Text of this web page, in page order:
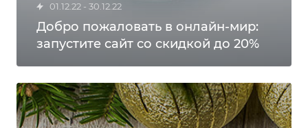
01.12.22 - 30.12.22
Добро пожаловать в онлайн-мир:
запустите сайт со скидкой до 20%